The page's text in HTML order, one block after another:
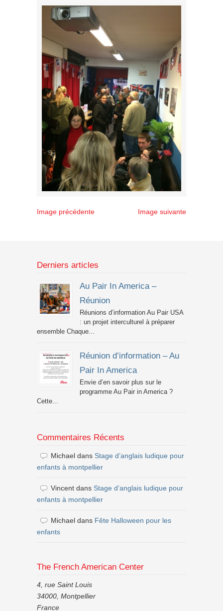
Image précédente Image suivante
Derniers articles
Au Pair In America –
Réunion
Réunions d’information Au Pair USA
: un projet interculturel à préparer
ensemble Chaque...
Réunion d’information – Au
Pair In America
Envie d’en savoir plus sur le
programme Au Pair in America ?
Cette...
Commentaires Récents
Michael dans Stage d’anglais ludique pour
enfants à montpellier
Vincent dans Stage d’anglais ludique pour
enfants à montpellier
Michael dans Fête Halloween pour les
enfants
The French American Center
4, rue Saint Louis
34000, Montpellier
France